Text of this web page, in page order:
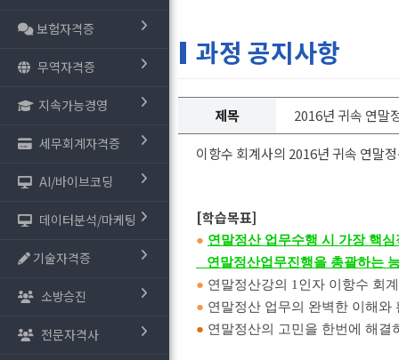
보험자격증
무역자격증
지속가능경영
세무회계자격증
AI/바이브코딩
데이터분석/마케팅
기술자격증
소방승진
전문자격사
과정 공지사항
제목 2016년 귀속 연말
이항수 회계사의 2016년 귀속 연말
[학습목표]
● 연말정산 업무수행 시 가장 핵
연말정산업무진행을 총괄하는
● 연말정산강의 1인자 이항수 회
● 연말정산 업무의 완벽한 이해와
● 연말정산의 고민을 한번에 해결